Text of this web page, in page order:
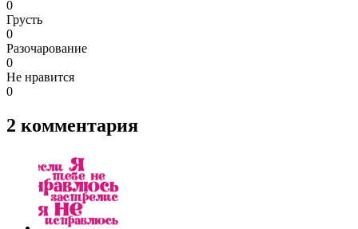
0
Грусть
0
Разочарование
0
Не нравится
0
2 комментария